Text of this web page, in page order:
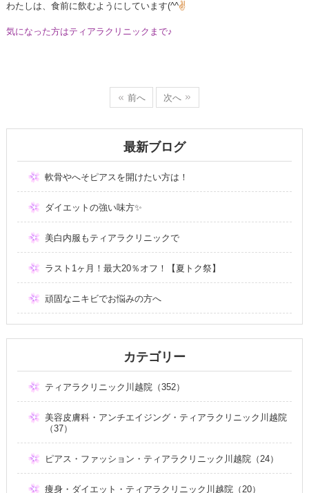
わたしは、食前に飲むようにしています(^^✌
気になった方はティアラクリニックまで♪
前へ 次へ
最新ブログ
軟骨やへそピアスを開けたい方は！
ダイエットの強い味方✨
美白内服もティアラクリニックで
ラスト1ヶ月！最大20％オフ！【夏トク祭】
頑固なニキビでお悩みの方へ
カテゴリー
ティアラクリニック川越院（352）
美容皮膚科・アンチエイジング・ティアラクリニック川越院
（37）
ピアス・ファッション・ティアラクリニック川越院（24）
痩身・ダイエット・ティアラクリニック川越院（20）